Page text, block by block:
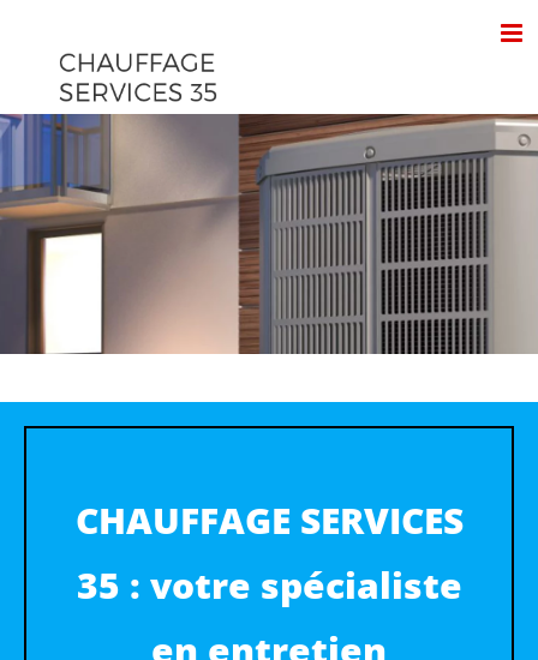
contenu
CHAUFFAGE SERVICES
35 : votre spécialiste
en entretien